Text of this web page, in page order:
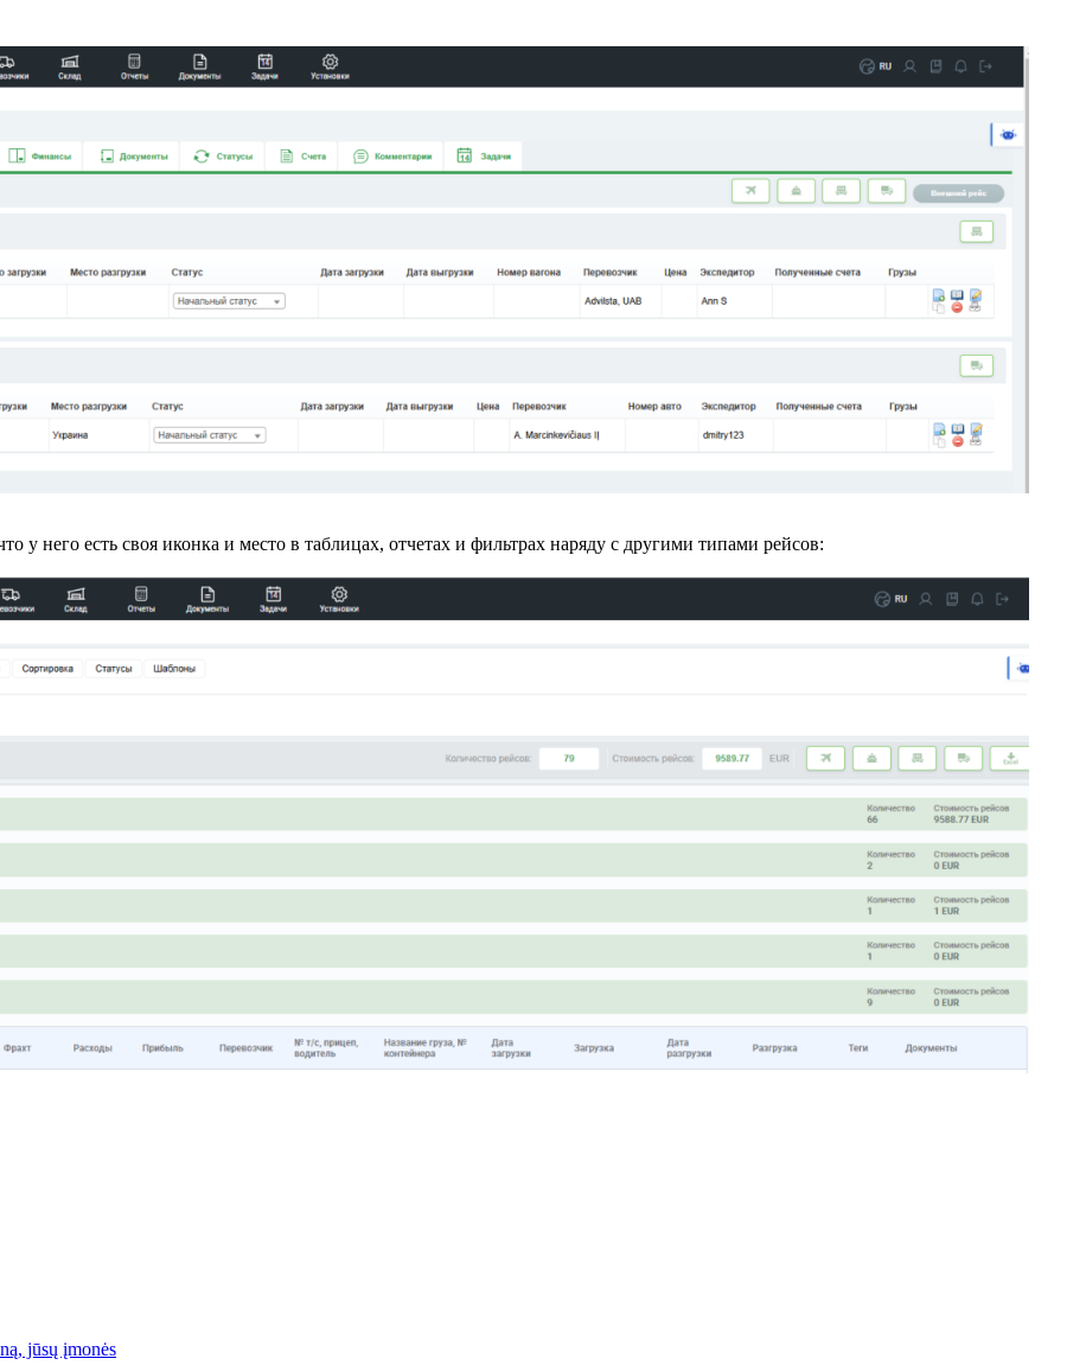
у него есть своя иконка и место в таблицах, отчетах и фильтрах наряду с другими типами рейсов:
jūsų įmonės